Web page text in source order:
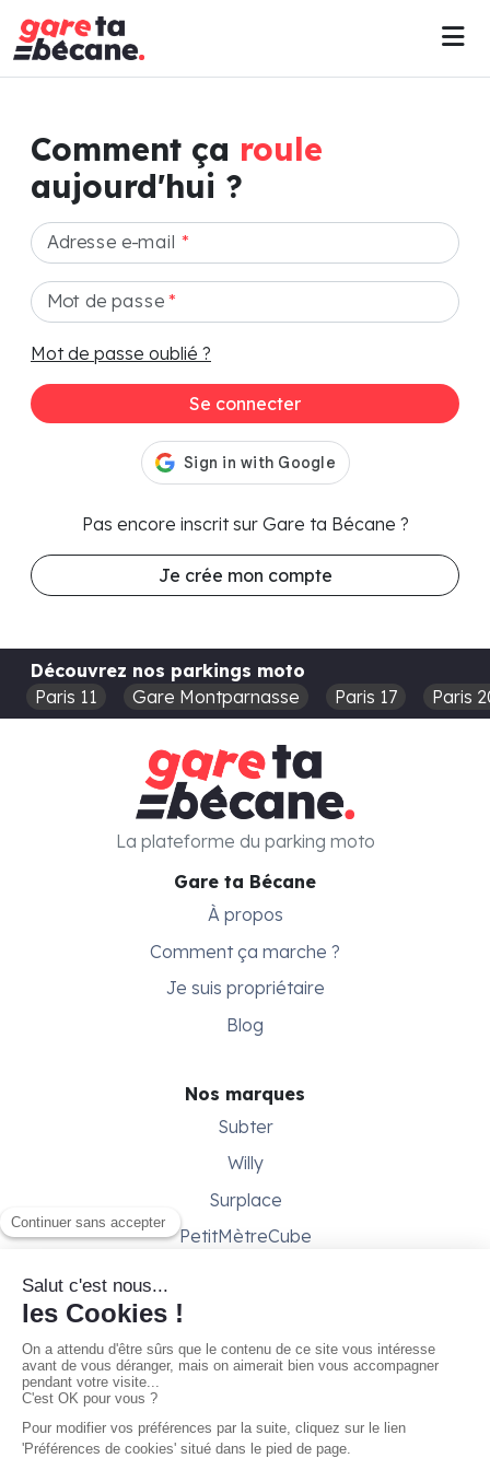
Comment ça roule
aujourd'hui ?
Adresse e-mail *
Mot de passe*
Mot de passe oublié ?
Se connecter
Pas encore inscrit sur Gare ta Bécane ?
Je crée mon compte
Découvrez nos parkings moto
Paris 11
Gare Montparnasse Paris 17 Paris
Gare ta Bécane
À propos
Comment ça marche ?
Je suis propriétaire
Blog
Nos marques
Subter
Willy
Surplace
PetitMètreCube
Besoin d'aide ?
Conditions générales
Gestion des cookies
La plateforme du parking moto